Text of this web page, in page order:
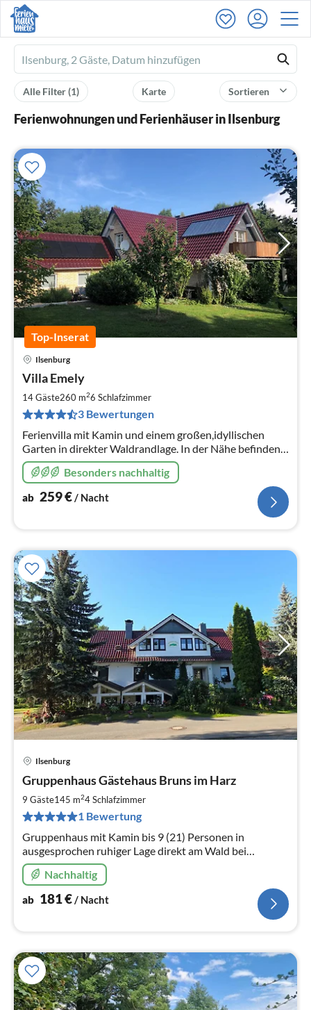
Ferienhausmiete
logo
Sortieren
Karte
Alle Filter(1)
Ferienwohnungen und Ferienhäuser in Ilsenburg
Top-Inserat
Ilsenburg
Villa Emely
14 Gäste260 m26 Schlafzimmer
3 Bewertungen
Ferienvilla mit Kamin und einem großen,idyllischen
Garten in direkter Waldrandlage. In der Nähe befinden
sich 3 Angelteiche für die unsere Gäste Angelkarten
erwerben können.Besonders nachhaltig
ab 259€/ Nacht
Ilsenburg
Gruppenhaus Gästehaus Bruns im Harz
9 Gäste145 m24Schlafzimmer
1 Bewertung
Gruppenhaus mit Kamin bis 9 (21) Personen in
ausgesprochen ruhiger Lage direkt am Wald bei
Ilsenburg / Wernigerode mit Gruppenraum. Haustiere
erlaubt. Internet. Nähe Waldbad.
Nachhaltig
ab 181€/ Nacht